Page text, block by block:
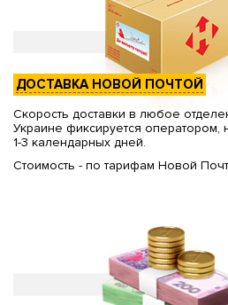
ДОСТАВКА НОВОЙ ПОЧТОЙ
Скорость доставки в любое
Украине фиксируется
1-3 календарных дней.
Стоимость - по тарифам Новой